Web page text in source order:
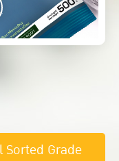
Sorted Grade